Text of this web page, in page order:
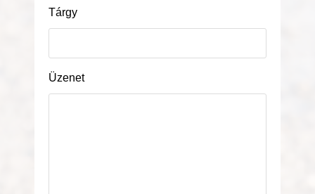
Tárgy
Üzenet